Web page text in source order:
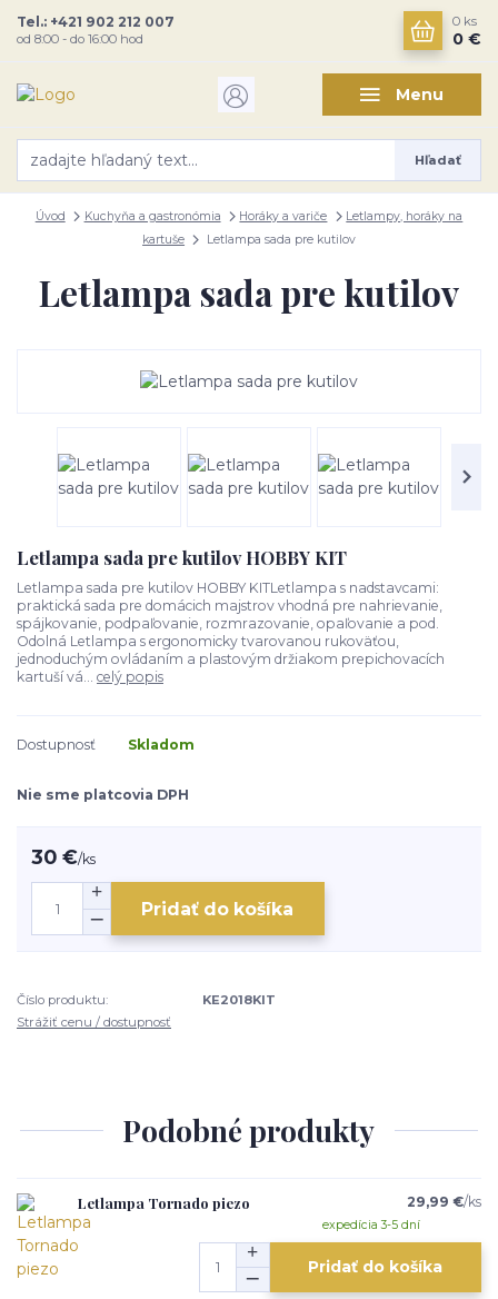
Menu
Hľadať
Tel.: +421 902 212 007
od 8:00 - do 16:00 hod
0 ks
0 €
Úvod Kuchyňa a gastronómia Horáky a variče
Letlampy, horáky na
kartuše
Letlampa sada pre kutilov
Letlampa sada pre kutilov
Letlampa sada pre kutilov HOBBY KIT
Letlampa sada pre kutilov HOBBY KITLetlampa s nadstavcami:
praktická sada pre domácich majstrov vhodná pre nahrievanie,
spájkovanie, podpaľovanie, rozmrazovanie, opaľovanie a pod.
Odolná Letlampa s ergonomicky tvarovanou rukoväťou,
jednoduchým ovládaním a plastovým držiakom prepichovacích
kartuší vá... celý popis
Dostupnosť Skladom
Nie sme platcovia DPH
30 €/ks
Pridať do košíka
Číslo produktu:
KE2018KIT
Strážiť cenu / dostupnosť
Podobné produkty
Letlampa Tornado piezo 29,99 €/ks
expedícia 3-5 dní
Pridať do košíka